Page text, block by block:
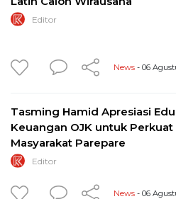
Editor
News - 06
Tasming Hamid Apresiasi
Keuangan OJK untuk Perkuat
Masyarakat Parepare
Editor
News - 06